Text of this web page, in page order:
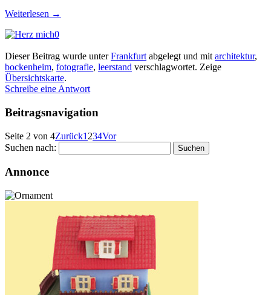
Weiterlesen →
0
Dieser Beitrag wurde unterFrankfurt abgelegt und mit architektur,
bockenheim, fotografie, leerstand verschlagwortet. Zeige
Übersichtskarte.
Schreibe eine Antwort
Beitragsnavigation
Seite 2 von 4Zurück1 234Vor
Suchen nach:
Annonce